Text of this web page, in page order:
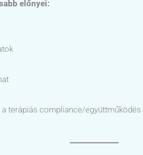
előnyei:
terápiás compliance/